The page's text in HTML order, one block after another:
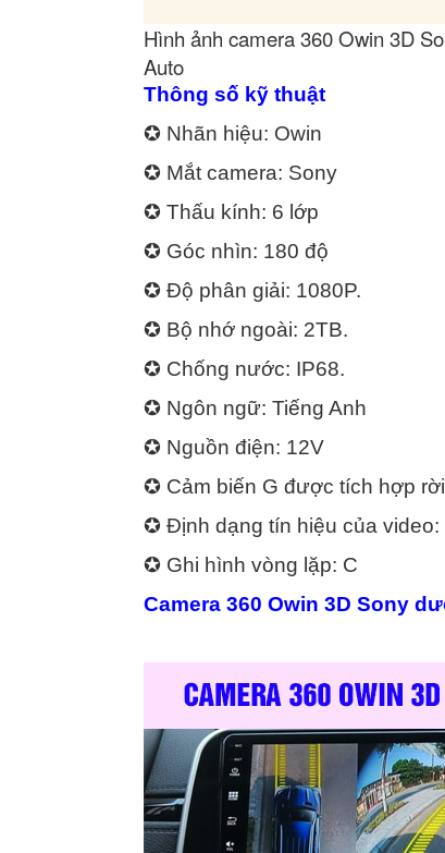
Hình ảnh camera 360 Owin 3D
Auto
Thông số kỹ thuật
✪ Nhãn hiệu: Owin
✪ Mắt camera: Sony
✪ Thấu kính: 6 lớp
✪ Góc nhìn: 180 độ
✪ Độ phân giải: 1080P.
✪ Bộ nhớ ngoài: 2TB.
✪ Chống nước: IP68.
✪ Ngôn ngữ: Tiếng Anh
✪ Nguồn điện: 12V
✪ Cảm biến G được tích hợp
✪ Định dạng tín hiệu của video:
✪ Ghi hình vòng lặp: C
Camera 360 Owin 3D Sony